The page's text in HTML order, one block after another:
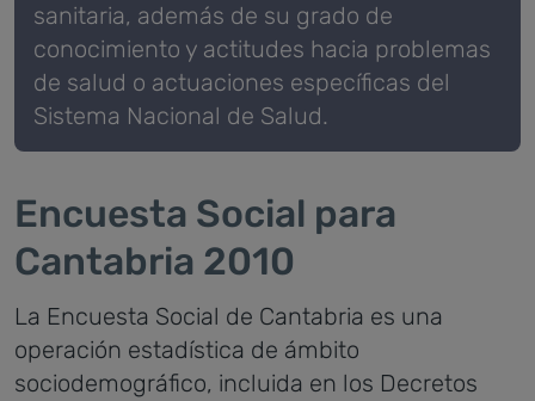
sanitaria, además de su grado de
conocimiento y actitudes hacia problemas
de salud o actuaciones específicas del
Sistema Nacional de Salud.
Encuesta Social para
Cantabria 2010
La Encuesta Social de Cantabria es una
operación estadística de ámbito
sociodemográfico, incluida en los Decretos